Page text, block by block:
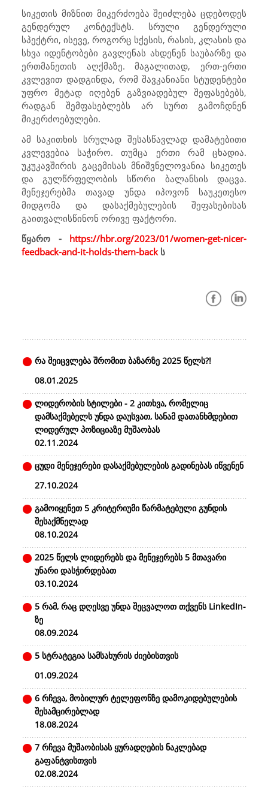
სიკეთის მიზნით მიკერძოება შეიძლება ცდებოდეს
გენდერულ კონტექსტს. სრული გენდერული
სპექტრი, ისევე, როგორც სქესის, რასის, კლასის და
სხვა იდენტობები გავლენას ახდენენ საუბარზე და
ერთმანეთის აღქმაზე. მაგალითად, ერთ-ერთი
კვლევით დადგინდა, რომ შავკანიანი სტუდენტები
უფრო მეტად იღებენ გაზვიადებულ შეფასებებს,
რადგან შემფასებლებს არ სურთ გამოჩდნენ
მიკერძოებულები.
ამ საკითხის სრულად შესასწავლად დამატებითი
კვლევებია საჭირო. თუმცა ერთი რამ ცხადია.
უკუკავშირის გაცემისას მნიშვნელოვანია სიკეთეს
და გულწრფელობის სწორი ბალანსის დაცვა.
მენეჯერებმა თავად უნდა იპოვონ საუკეთესო
მიდგომა და დასაქმებულების შეფასებისას
გაითვალისწინონ ორივე ფაქტორი.
წყარო - https://hbr.org/2023/01/women-get-nicer-
feedback-and-it-holds-them-backს
რა შეიცვლება შრომით ბაზარზე 2025 წელს?!
08.01.2025
ლიდერობის სტილები - 2 კითხვა, რომელიც
დამსაქმებელს უნდა დაუსვათ, სანამ დათანხმდებით
ლიდერულ პოზიციაზე მუშაობას
02.11.2024
ცუდი მენეჯერები დასაქმებულების გადინებას იწვენენ
27.10.2024
გამოიყენეთ 5 კრიტერიუმი წარმატებული გუნდის
შესაქმნელად
08.10.2024
2025 წელს ლიდერებს და მენეჯერებს 5 მთავარი
უნარი დასჭირდებათ
03.10.2024
5 რამ, რაც დღესვე უნდა შეცვალოთ თქვენს LinkedIn-
ზე
08.09.2024
5 სტრატეგია სამსახურის ძიებისთვის
01.09.2024
6 რჩევა, მობილურ ტელეფონზე დამოკიდებულების
შესამცირებლად
18.08.2024
7 რჩევა მუშაობისას ყურადღების ნაკლებად
გაფანტვისთვის
02.08.2024